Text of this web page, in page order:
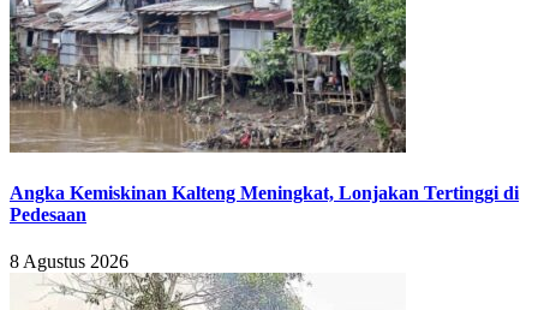
Angka Kemiskinan Kalteng Meningkat, Lonjakan Tertinggi di
Pedesaan
8 Agustus 2026